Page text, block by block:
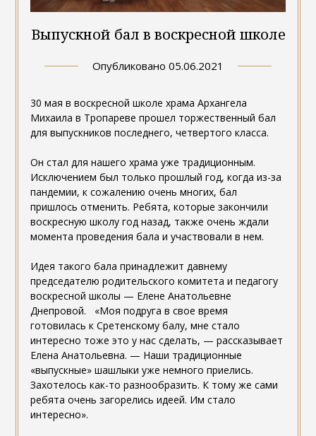
Выпускной бал в воскресной школе
Опубликовано 05.06.2021
30 мая в воскресной школе храма Архангела
Михаила в Тропареве прошел торжественный бал
для выпускников последнего, четвертого класса.
Он стал для нашего храма уже традиционным.
Исключением был только прошлый год, когда из-за
пандемии, к сожалению очень многих, бал
пришлось отменить. Ребята, которые закончили
воскресную школу год назад, также очень ждали
момента проведения бала и участвовали в нем.
Идея такого бала принадлежит давнему
председателю родительского комитета и педагогу
воскресной школы — Елене Анатольевне
Днепровой. «Моя подруга в свое время
готовилась к Сретенскому балу, мне стало
интересно тоже это у нас сделать, — рассказывает
Елена Анатольевна. — Наши традиционные
«выпускные» шашлыки уже немного приелись.
Захотелось как-то разнообразить. К тому же сами
ребята очень загорелись идеей. Им стало
интересно».